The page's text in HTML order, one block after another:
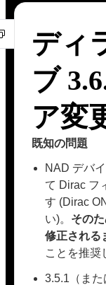
ディ
ブ
ア変
既知の問題
NAD デバ
て Dirac フ
す (Dirac
い)。 その
修正される
ことを推奨
3.5.1（ま